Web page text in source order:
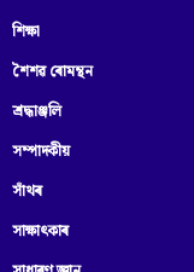
শিক্ষা
শৈশৱ ৰোমন্থন
শ্ৰদ্ধাঞ্জলি
সম্পাদকীয়
সাঁথৰ
সাক্ষাৎকাৰ